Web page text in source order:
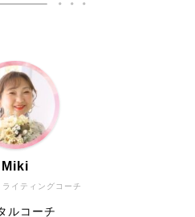
イティングコーチ
Miki
ルコーチ